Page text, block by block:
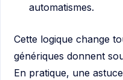
automatismes.
Cette logique change
génériques donnent
En pratique, une